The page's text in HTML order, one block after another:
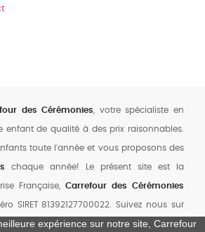
expérience sur notre site, Carrefour
des Cérémonies , votre spécialiste en
enfant de qualité à des prix raisonnables.
toute l'année et vous proposons des
chaque année! Le présent site est la
Française, Carrefour des Cérémonies
SIRET 81392127700022. Suivez nous sur
,FacebooketInstagram